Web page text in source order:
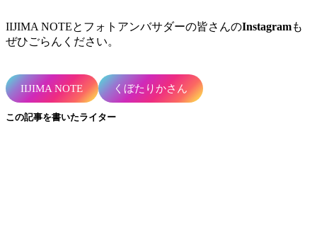
IIJIMA NOTEとフォトアンバサダーの皆さんのInstagramも
ぜひごらんください。
IIJIMA NOTE くぼたりかさん
この記事を書いたライター